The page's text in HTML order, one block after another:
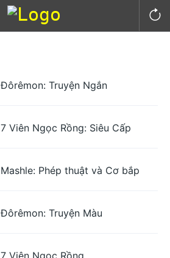
Đôrêmon: Truyện Ngắn
7 Viên Ngọc Rồng: Siêu Cấp
Mashle: Phép thuật và Cơ bắp
Đôrêmon: Truyện Màu
7 Viên Ngọc Rồng